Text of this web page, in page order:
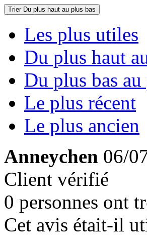
Trier Du plus haut au plus bas
Les plus utiles
Du plus haut
Du plus bas
Le plus récent
Le plus ancien
Anneychen 06/
Client vérifié
0 personnes ont
Cet avis était-il